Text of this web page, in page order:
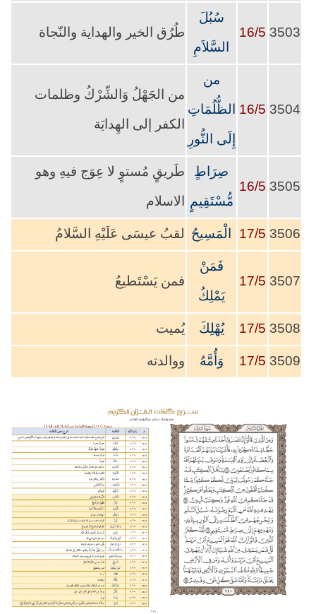
3503
16/5
سُبُلَ
السَّلاَمِ
طُرُق الخير والهداية والنّجاة
3504
16/5
من
الظُّلُمَاتِ
إِلَى النُّورِ
من الجَهْلُ وَالشِّرْكُ وظلمات
الكفر إلى الهِدايَة
3505
16/5
صِرَاطٍ
مُّسْتَقِيمٍ
طَريقٍ مُستوٍ لا عِوَج فيهِ وهو
الاسلام
3506
17/5 الْمَسِيحُ لقبُ عيسَى عَلَيْهِ السَّلامُ
3507
17/5
فَمَنْ
يَمْلِكُ
فمن يَسْتَطيعُ
3508
17/5 يُهْلِكَ يُميت
3509
17/5 وَأُمَّهُ ووالدته